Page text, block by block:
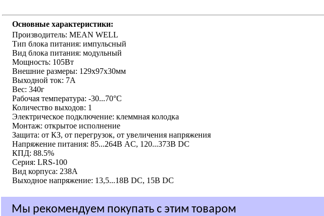
Основные характеристики:
Производитель: MEAN WELL
Тип блока питания: импульсный
Вид блока питания: модульный
Мощность: 105Вт
Внешние размеры: 129x97x30мм
Выходной ток: 7А
Вес: 340г
Рабочая температура: -30...70°C
Количество выходов: 1
Электрическое подключение: клеммная колодка
Монтаж: открытое исполнение
Защита: от КЗ, от перегрузок, от увеличения напряжения
Напряжение питания: 85...264В AC, 120...373В DC
КПД: 88.5%
Серия: LRS-100
Вид корпуса: 238A
Выходное напряжение: 13,5...18В DC, 15В DC
Мы рекомендуем покупать с этим товаром